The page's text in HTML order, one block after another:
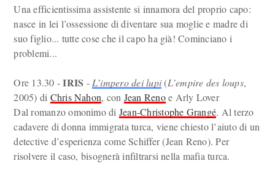
Una efficientissima assistente si innamora del proprio capo:
nasce in lei l’ossessione di diventare sua moglie e madre di
suo figlio... tutte cose che il capo ha già! Cominciano i
problemi...
Ore 13.30 -IRIS - L’impero dei lupi(L’empire des loups,
2005) di Chris Nahon, con Jean Renoe Arly Lover
Dal romanzo omonimo di Jean-Christophe Grangé. Al terzo
cadavere di donna immigrata turca, viene chiesto l’aiuto di un
detective d’esperienza come Schiffer (Jean Reno). Per
risolvere il caso, bisognerà infiltrarsi nella mafia turca.